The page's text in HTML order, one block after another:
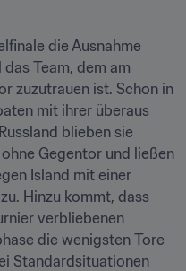
die Ausnahme
Team, dem am
zuzutrauen ist. Schon in
mit ihrer überaus
blieben sie
Gegentor und ließen
Island mit einer
Hinzu kommt, dass
verbliebenen
die wenigsten Tore
Standardsituationen